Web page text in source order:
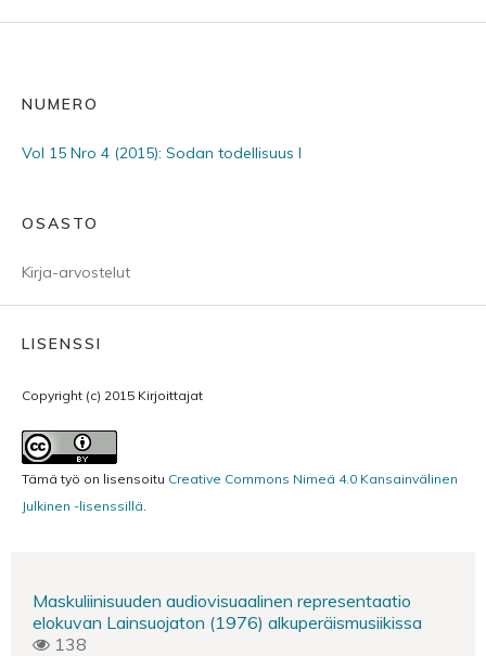
NUMERO
Vol 15 Nro 4 (2015): Sodan todellisuus I
OSASTO
Kirja-arvostelut
LISENSSI
Copyright (c) 2015 Kirjoittajat
Tämä työ on lisensoitu Creative Commons Nimeä 4.0 Kansainvälinen
Julkinen -lisenssillä.
Maskuliinisuuden audiovisuaalinen representaatio
elokuvan Lainsuojaton (1976) alkuperäismusiikissa
138